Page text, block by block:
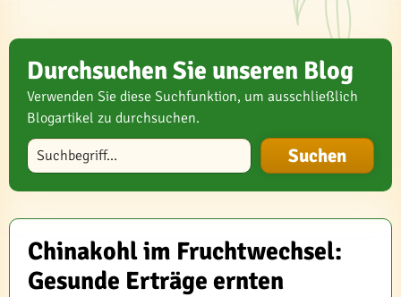
Durchsuchen Sie unseren Blog
Verwenden Sie diese Suchfunktion, um ausschließlich
Blogartikel zu durchsuchen.
Blog durchsuchen
Chinakohl im Fruchtwechsel:
Gesunde Erträge ernten